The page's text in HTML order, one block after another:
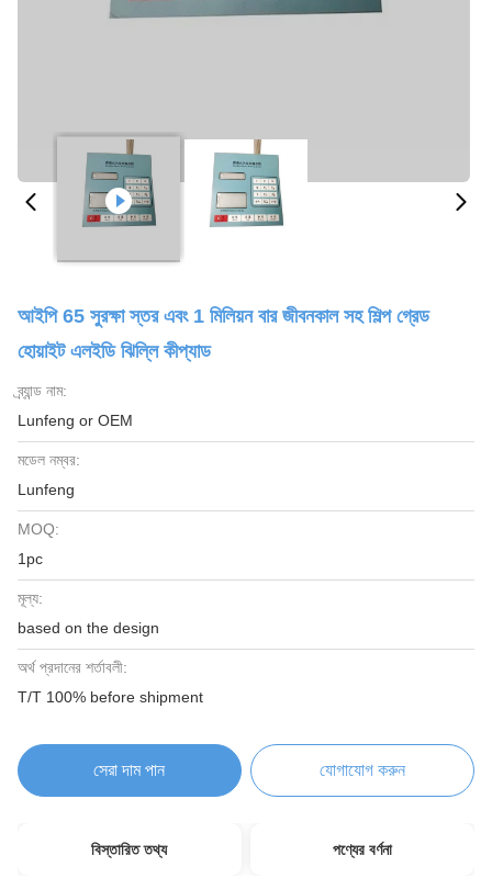
আইপি 65 সুরক্ষা স্তর এবং 1 মিলিয়ন বার জীবনকাল সহ শিল্প গ্রেড
হোয়াইট এলইডি ঝিল্লি কীপ্যাড
ব্র্যান্ড নাম:
Lunfeng or OEM
মডেল নম্বর:
Lunfeng
MOQ:
1pc
মূল্য:
based on the design
অর্থ প্রদানের শর্তাবলী:
T/T 100% before shipment
সেরা দাম পান যোগাযোগ করুন
বিস্তারিত তথ্য পণ্যের বর্ণনা